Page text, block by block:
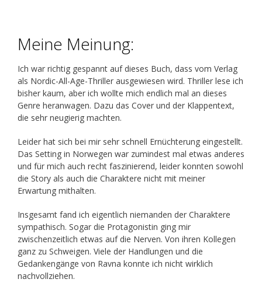
Meine Meinung:
Ich war richtig gespannt auf dieses Buch, dass vom Verlag
als Nordic-All-Age-Thriller ausgewiesen wird. Thriller lese ich
bisher kaum, aber ich wollte mich endlich mal an dieses
Genre heranwagen. Dazu das Cover und der Klappentext,
die sehr neugierig machten.
Leider hat sich bei mir sehr schnell Ernüchterung eingestellt.
Das Setting in Norwegen war zumindest mal etwas anderes
und für mich auch recht faszinierend, leider konnten sowohl
die Story als auch die Charaktere nicht mit meiner
Erwartung mithalten.
Insgesamt fand ich eigentlich niemanden der Charaktere
sympathisch. Sogar die Protagonistin ging mir
zwischenzeitlich etwas auf die Nerven. Von ihren Kollegen
ganz zu Schweigen. Viele der Handlungen und die
Gedankengänge von Ravna konnte ich nicht wirklich
nachvollziehen.